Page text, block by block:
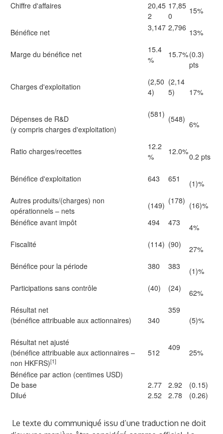
Chiffre d'affaires
20,45
2
17,85
0
15%
Bénéfice net 3,147 2,796 13%
Marge du bénéfice net
15.4
%
15.7%(0.3)
pts
Charges d'exploitation
(2,50
4)
(2,14
5)
17%
Dépenses de R&D
(y compris charges d'exploitation)
(581) (548)
6%
Ratio charges/recettes
12.2
%
12.0%
0.2 pts
Bénéfice d'exploitation 643 651
(1)%
Autres produits/(charges) non
opérationnels – nets
(149) (178) (16)%
Bénéfice avant impôt
494 473
4%
Fiscalité
(114) (90)
27%
Bénéfice pour la période
380 383
(1)%
Participations sans contrôle
(40) (24)
62%
Résultat net
(bénéfice attribuable aux actionnaires)
340
359
(5)%
Résultat net ajusté
(bénéfice attribuable aux actionnaires –
non HKFRS)[1]
512
409
25%
Bénéfice par action (centimes USD)
De base
Dilué
2.77
2.52
2.92
2.78
(0.15)
(0.26)
Le texte du communiqué issu d’une traduction ne doit